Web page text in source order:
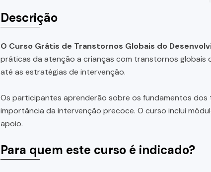
Descrição
O Curso Grátis de Transtornos Globais do
práticas da atenção a crianças com transtornos globais
até as estratégias de intervenção.
Os participantes aprenderão sobre os fundamentos
importância da intervenção precoce. O curso inclui
apoio.
Para quem este curso é indicado?